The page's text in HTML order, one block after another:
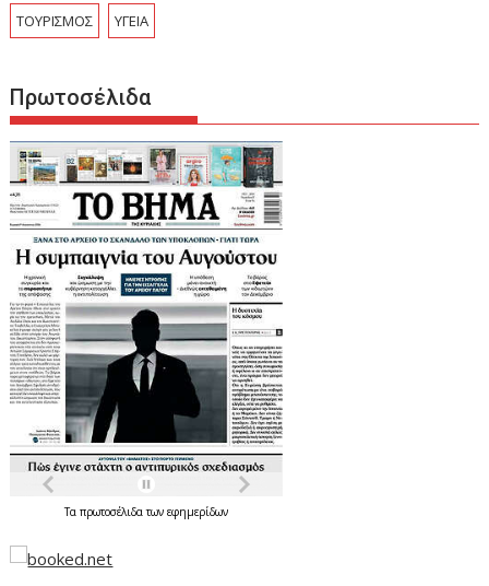
ΤΟΥΡΙΣΜΟΣ ΥΓΕΙΑ
Πρωτοσέλιδα
Ταπρωτοσέλιδατωνεφημερίδων